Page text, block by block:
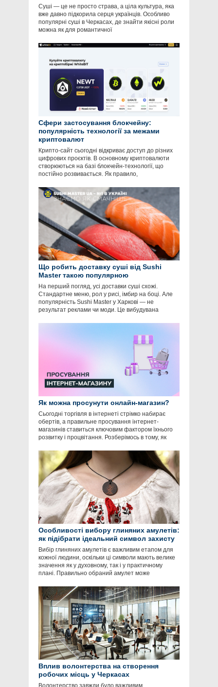
Суші — це не просто страва, а ціла культура, яка
вже давно підкорила серця українців. Особливо
популярні суші в Черкасах, де знайти якісні роли
можна як для романтичної
Сфери застосування блокчейну:
популярність технології за межами
криптовалют
Крипто-сайт сьогодні відкриває доступ до різних
цифрових проєктів. В основному криптовалюти
створюються на базі блокчейн-технології, що
постійно розвивається. Як правило,
Що робить доставку суші від Sushi
Master такою популярною
На перший погляд, усі доставки суші схожі.
Стандартне меню, рол у рисі, імбир на боці. Але
популярність Sushi Master у Харкові — не
результат реклами чи моди. Це вибудувана
Як можна просунути онлайн-магазин?
Сьогодні торгівля в інтернеті стрімко набирає
обертів, а правильне просування інтернет-
магазинів ставиться ключовим фактором їхнього
розвитку і процвітання. Розберімось в тому, як
Особливості вибору глиняних амулетів:
як підібрати ідеальний символ захисту
Вибір глиняних амулетів є важливим етапом для
кожної людини, оскільки ці символи мають велике
значення як у духовному, так і у практичному
плані. Правильно обраний амулет може
Вплив волонтерства на створення
робочих місць у Черкасах